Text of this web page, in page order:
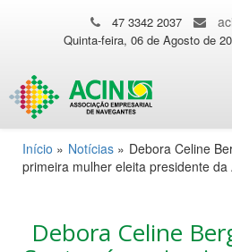
47 3342 2037
Quinta-feira, 06 de Agosto de
Início » Notícias» Debora Celine
primeira mulher eleita presidente da
Debora Celine